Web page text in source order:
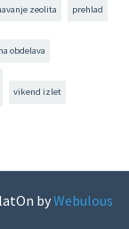
zeolita prehlad
obdelava
vikend izlet
byWebulous